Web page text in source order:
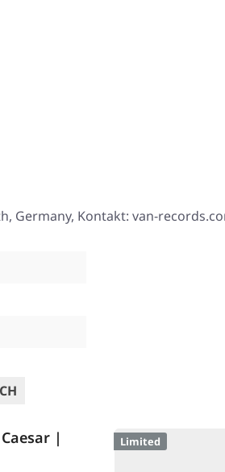
Germany, Kontakt: van-
|
Limited